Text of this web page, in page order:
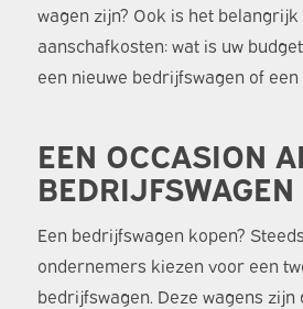
wagen zijn? Ook is het
aanschafkosten: wat is uw
een nieuwe bedrijfswagen of een
EEN OCCASION
BEDRIJFSWAGEN
Een bedrijfswagen kopen?
ondernemers kiezen voor een
bedrijfswagen. Deze wagens